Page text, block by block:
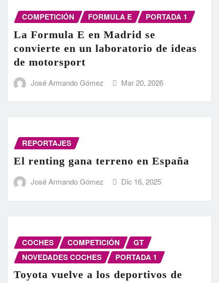
COMPETICIÓN FORMULA E PORTADA 1
La Formula E en Madrid se
convierte en un laboratorio de ideas
de motorsport
José Armando Gómez Mar 20, 2026
REPORTAJES
El renting gana terreno en España
José Armando Gómez Dic 16, 2025
COCHES COMPETICIÓN
GT
NOVEDADES COCHES
PORTADA 1
Toyota vuelve a los deportivos de